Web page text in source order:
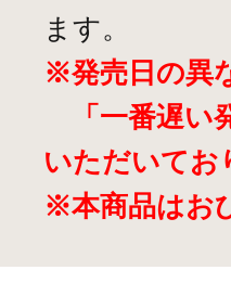
ます。
※発売日の異
「一番遅い
いただいてお
※本商品はお